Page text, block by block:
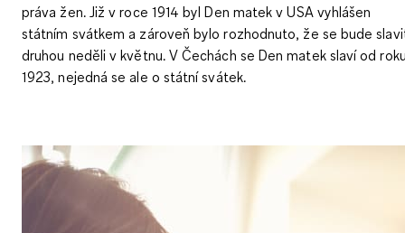
práva žen. Již v roce 1914 byl Den matek v USA vyhlášen
státním svátkem a zároveň bylo rozhodnuto, že se bude
druhou neděli v květnu. V Čechách se Den matek slaví od
1923, nejedná se ale o státní svátek.